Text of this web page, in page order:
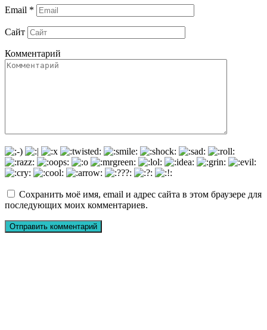
Email *
Сайт
Комментарий
Сохранить моё имя, email и адрес сайта в этом браузере для
последующих моих комментариев.